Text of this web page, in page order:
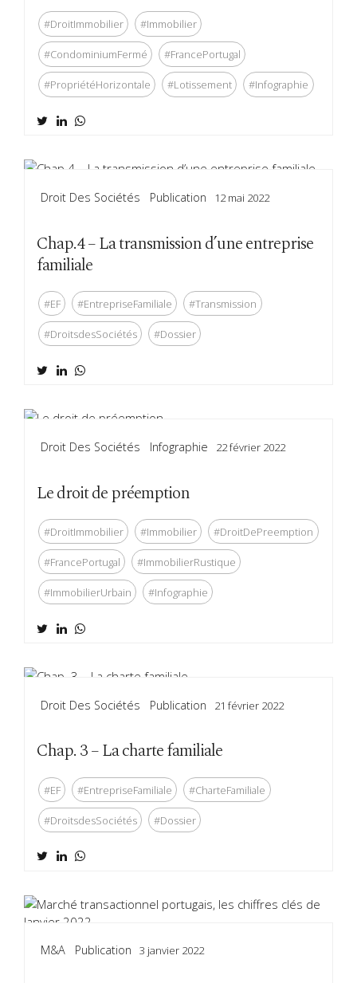
#DroitImmobilier #Immobilier
#CondominiumFermé #FrancePortugal
#PropriétéHorizontale #Lotissement #Infographie
Droit Des Sociétés Publication 12 mai 2022
Chap.4 – La transmission d’une entreprise
familiale
#EF #EntrepriseFamiliale #Transmission
#DroitsdesSociétés #Dossier
Droit Des Sociétés Infographie 22 février 2022
Le droit de préemption
#DroitImmobilier #Immobilier #DroitDePreemption
#FrancePortugal #ImmobilierRustique
#ImmobilierUrbain #Infographie
Droit Des Sociétés Publication 21 février 2022
Chap. 3 – La charte familiale
#EF #EntrepriseFamiliale #CharteFamiliale
#DroitsdesSociétés #Dossier
M&a Publication 3 janvier 2022